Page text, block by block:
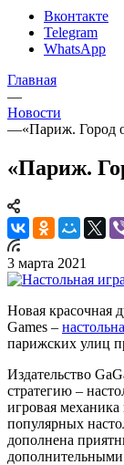
Вконтакте
Telegram
WhatsApp
Главная
—
Новости
—«Париж. Город
«Париж.
3 марта 2021
Новая красочная
Games –
парижских улиц
Издательство
стратегию –
игровая
популярных
дополнена